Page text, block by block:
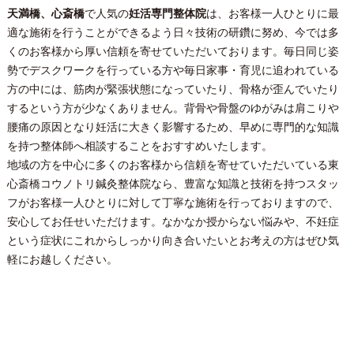
天満橋、心斎橋で人気の妊活専門整体院は、お客様一人ひとりに最
適な施術を行うことができるよう日々技術の研鑽に努め、今では多
くのお客様から厚い信頼を寄せていただいております。毎日同じ姿
勢でデスクワークを行っている方や毎日家事・育児に追われている
方の中には、筋肉が緊張状態になっていたり、骨格が歪んでいたり
するという方が少なくありません。背骨や骨盤のゆがみは肩こりや
腰痛の原因となり妊活に大きく影響するため、早めに専門的な知識
を持つ整体師へ相談することをおすすめいたします。
地域の方を中心に多くのお客様から信頼を寄せていただいている東
心斎橋コウノトリ鍼灸整体院なら、豊富な知識と技術を持つスタッ
フがお客様一人ひとりに対して丁寧な施術を行っておりますので、
安心してお任せいただけます。なかなか授からない悩みや、不妊症
という症状にこれからしっかり向き合いたいとお考えの方はぜひ気
軽にお越しください。